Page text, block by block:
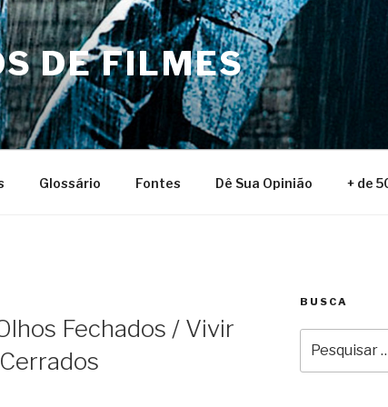
DE FILMES
Glossário Fontes Dê Sua Opinião + de
Fechados / Vivir
BUSCA
por: